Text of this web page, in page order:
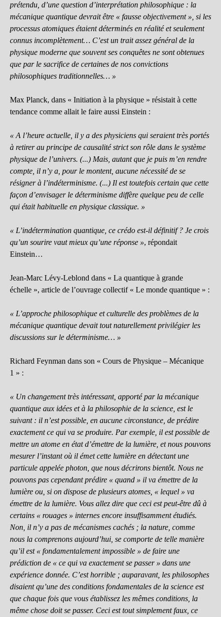
prétendu, d’une question d’interprétation philosophique : la
mécanique quantique devrait être « fausse objectivement », si les
processus atomiques étaient déterminés en réalité et seulement
connus incomplètement… C’est un trait assez général de la
physique moderne que souvent ses conquêtes ne sont obtenues
que par le sacrifice de certaines de nos convictions
philosophiques traditionnelles… »
Max Planck, dans « Initiation à la physique » résistait à cette
tendance comme allait le faire aussi Einstein :
« A l’heure actuelle, il y a des physiciens qui seraient très portés
à retirer au principe de causalité strict son rôle dans le système
physique de l’univers. (...) Mais, autant que je puis m’en rendre
compte, il n’y a, pour le montent, aucune nécessité de se
résigner à l’indéterminisme. (...) Il est toutefois certain que cette
façon d’envisager le déterminisme diffère quelque peu de celle
qui était habituelle en physique classique. »
« L’indétermination quantique, ce crédo est-il définitif ? Je crois
qu’un sourire vaut mieux qu’une réponse », répondait
Einstein…
Jean-Marc Lévy-Leblond dans « La quantique à grande
échelle », article de l’ouvrage collectif « Le monde quantique » :
« L’approche philosophique et culturelle des problèmes de la
mécanique quantique devait tout naturellement privilégier les
discussions sur le déterminisme… »
Richard Feynman dans son « Cours de Physique – Mécanique
1 » :
« Un changement très intéressant, apporté par la mécanique
quantique aux idées et à la philosophie de la science, est le
suivant : il n’est possible, en aucune circonstance, de prédire
exactement ce qui va se produire. Par exemple, il est possible de
mettre un atome en état d’émettre de la lumière, et nous pouvons
mesurer l’instant où il émet cette lumière en détectant une
particule appelée photon, que nous décrirons bientôt. Nous ne
pouvons pas cependant prédire « quand » il va émettre de la
lumière ou, si on dispose de plusieurs atomes, « lequel » va
émettre de la lumière. Vous allez dire que ceci est peut-être dû à
certains « rouages » internes encore insuffisamment étudiés.
Non, il n’y a pas de mécanismes cachés ; la nature, comme
nous la comprenons aujourd’hui, se comporte de telle manière
qu’il est « fondamentalement impossible » de faire une
prédiction de « ce qui va exactement se passer » dans une
expérience donnée. C’est horrible ; auparavant, les philosophes
disaient qu’une des conditions fondamentales de la science est
que chaque fois que vous établissez les mêmes conditions, la
même chose doit se passer. Ceci est tout simplement faux, ce